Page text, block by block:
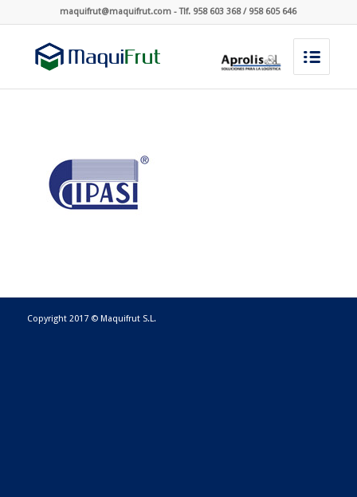
maquifrut@maquifrut.com - Tlf. 958 603 368 / 958 605 646
Copyright 2017 © Maquifrut S.L.